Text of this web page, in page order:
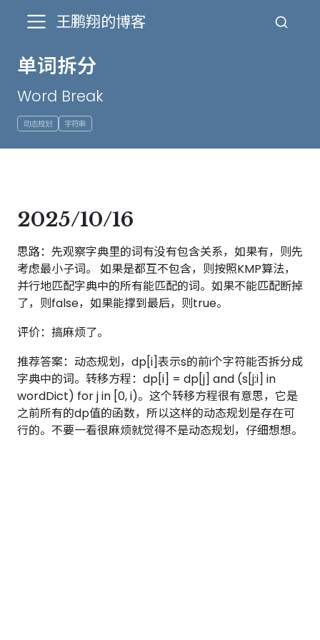
王鹏翔的博客
单词拆分
Word Break
动态规划 字符串
2025/10/16
思路：先观察字典里的词有没有包含关系，如果有，则先
考虑最小子词。 如果是都互不包含，则按照KMP算法，
并行地匹配字典中的所有能匹配的词。如果不能匹配断掉
了，则false，如果能撑到最后，则true。
评价：搞麻烦了。
推荐答案：动态规划，dp[i]表示s的前i个字符能否拆分成
字典中的词。转移方程：dp[i] = dp[j] and (s[j:i] in
wordDict) for j in [0, i)。这个转移方程很有意思，它是
之前所有的dp值的函数，所以这样的动态规划是存在可
行的。不要一看很麻烦就觉得不是动态规划，仔细想想。